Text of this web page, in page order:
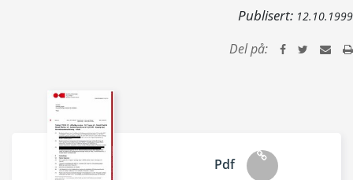
Publisert: 12.10.1999
Del på:
Pdf